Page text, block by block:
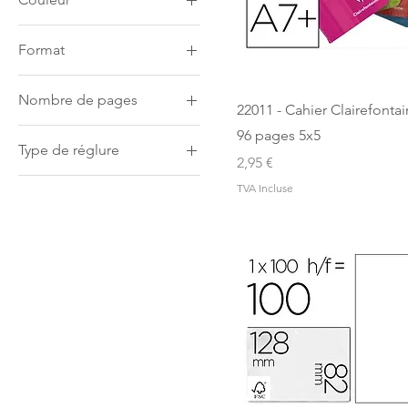
Rouge
Format
14x9 cm
Nombre de pages
Type de réglure
22011 - Cahier
96 pages 5x5
Prix
2,95 €
TVA Incluse